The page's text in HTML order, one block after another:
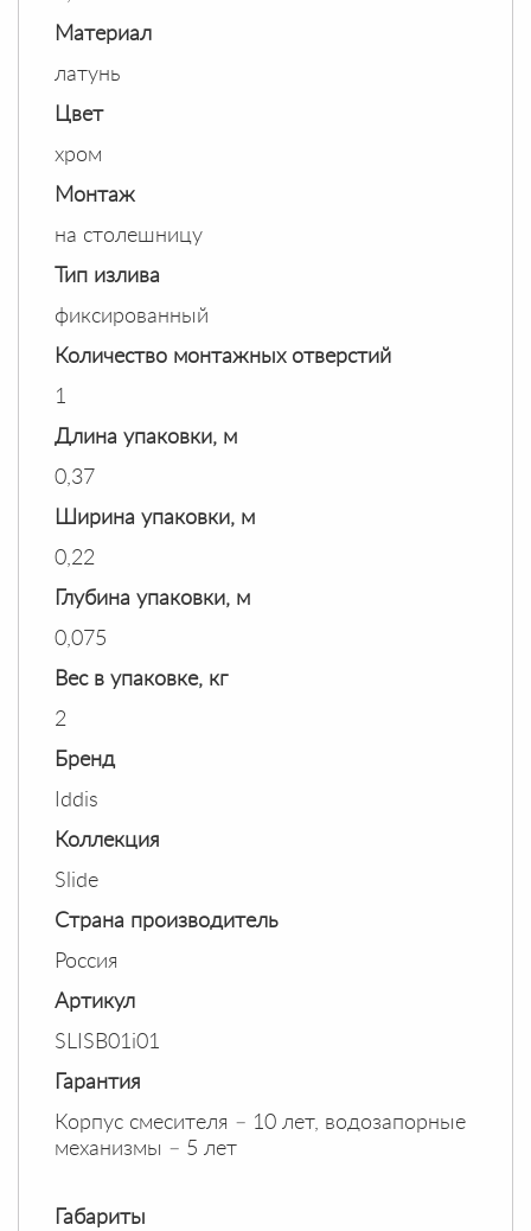
Материал
латунь
Цвет
хром
Монтаж
на столешницу
Тип излива
фиксированный
Количество монтажных отверстий
1
Длина упаковки, м
0,37
Ширина упаковки, м
0,22
Глубина упаковки, м
0,075
Вес в упаковке, кг
2
Бренд
Iddis
Коллекция
Slide
Страна производитель
Россия
Артикул
SLISB01i01
Гарантия
Корпус смесителя – 10 лет, водозапорные
механизмы – 5 лет
Габариты